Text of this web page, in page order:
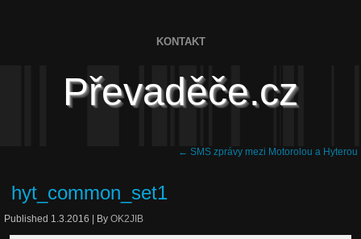
KONTAKT
Převaděče.cz
← SMS zprávy mezi Motorolou a Hyterou
hyt_common_set1
Published 1.3.2016 By OK2JIB